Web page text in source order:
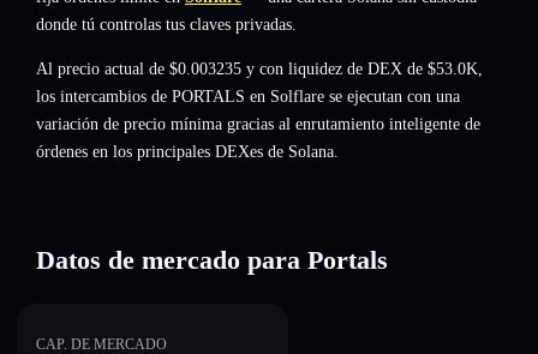
donde tú controlas tus claves privadas.
Al precio actual de $0.003235 y con liquidez de DEX de $53.0K,
los intercambios de PORTALS en Solflare se ejecutan con una
variación de precio mínima gracias al enrutamiento inteligente de
órdenes en los principales DEXes de Solana.
Datos de mercado para Portals
CAP. DE MERCADO